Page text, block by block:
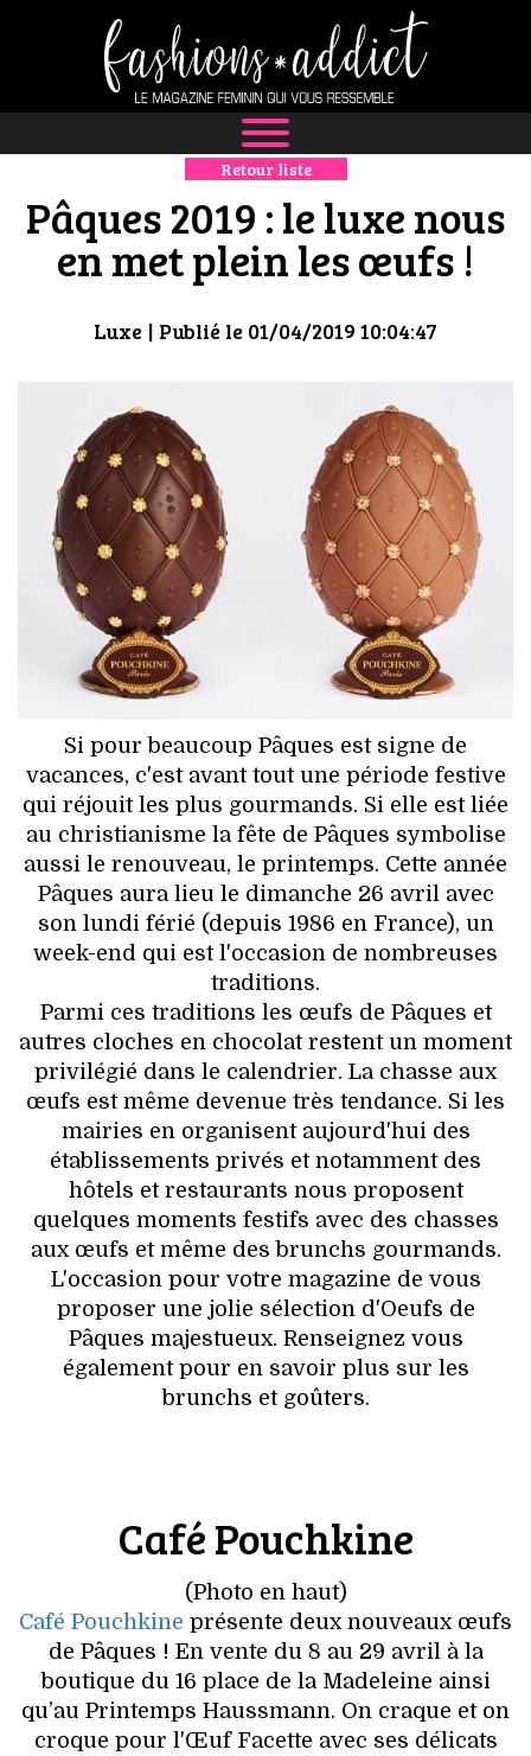
NEWS
MODE
CULTURE
HIGH TECH
MAISON
BEAUTÉ
MODE DE RUE
JEUNES CRÉATEURS
HISTOIRE DES MARQUES
DÉCO
VOYAGES & LOISIRS
Retour liste
Pâques 2019 : le luxe nous
en met plein les œufs !
Luxe | Publié le 01/04/2019 10:04:47
Si pour beaucoup Pâques est signe de
vacances, c'est avant tout une période festive
qui réjouit les plus gourmands. Si elle est liée
au christianisme la fête de Pâques symbolise
aussi le renouveau, le printemps. Cette année
Pâques aura lieu le dimanche 26 avril avec
son lundi férié (depuis 1986 en France), un
week-end qui est l'occasion de nombreuses
traditions.
Parmi ces traditions les œufs de Pâques et
autres cloches en chocolat restent un moment
privilégié dans le calendrier. La chasse aux
œufs est même devenue très tendance. Si les
mairies en organisent aujourd'hui des
établissements privés et notamment des
hôtels et restaurants nous proposent
quelques moments festifs avec des chasses
aux œufs et même des brunchs gourmands.
L'occasion pour votre magazine de vous
proposer une jolie sélection d'Oeufs de
Pâques majestueux. Renseignez vous
également pour en savoir plus sur les
brunchs et goûters.
Café Pouchkine
(Photo en haut)
Café Pouchkine présente deux nouveaux œufs
de Pâques ! En vente du 8 au 29 avril à la
boutique du 16 place de la Madeleine ainsi
qu’au Printemps Haussmann. On craque et on
croque pour l'Œuf Facette avec ses délicats